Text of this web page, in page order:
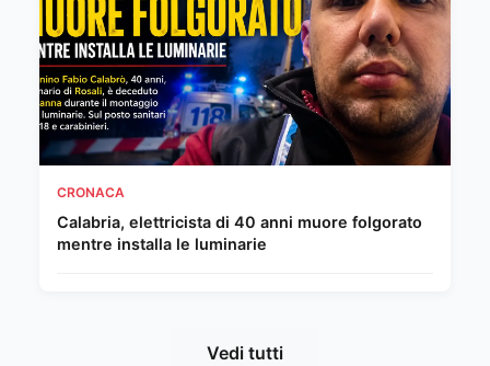
CRONACA
Calabria, elettricista di 40 anni muore folgorato
mentre installa le luminarie
Vedi tutti